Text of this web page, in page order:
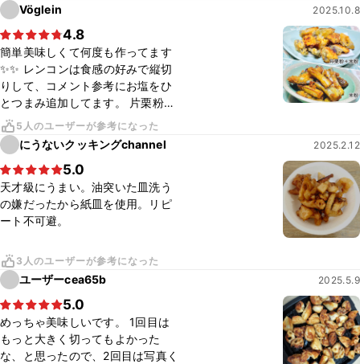
Vöglein 2025.10.8
4.8
簡単美味しくて何度も作ってます
✨✨ レンコンは食感の好みで縦切
りして、コメント参考にお塩をひ
とつまみ追加してます。 片栗粉の
みだとサクっとした食感、片栗粉
と米粉を1対1だとサクカリ、米粉
のみだとカリカリになるので、気
分によって粉を変えてます😋
5人のユーザーが参考になった
にうないクッキングchannel 2025.2.12
5.0
天才級にうまい。油突いた皿洗う
の嫌だったから紙皿を使用。リピ
ート不可避。
3人のユーザーが参考になった
ユーザーcea65b 2025.5.9
5.0
めっちゃ美味しいです。 1回目は
もっと大きく切ってもよかった
な、と思ったので、2回目は写真く